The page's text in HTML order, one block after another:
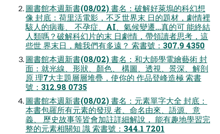
圖書館本週新書(08/02) 書名：破解好萊塢的科幻想
像 封底：荷里活電影，不乏世界末 日的題材，劇情裡
駭人的病毒、 不孕症、AI、氣候變遷...真的可 能終結
人類嗎？破解科幻片的末 日劇情，帶領讀者思考，這
些世 界末日，離我們有多遠？ 索書號：307.9 4350
圖書館本週新書(08/02) 書名：和大師學電繪藝術 封
面：就光線、形狀、顏色、 構圖、透視、景深、解剖
原 理7大主題層層堆疊，使你的 作品登峰造極 索書
號：312.98 0735
圖書館本週新書(08/02) 書名：元素單字大全 封底：
本書包羅所有元素的發現 者、命名由來、語源、意
義、 歷史故事等皆會加註詳細解說， 能有趣地學習完
整的元素相關知 識 索書號：344.1 7201